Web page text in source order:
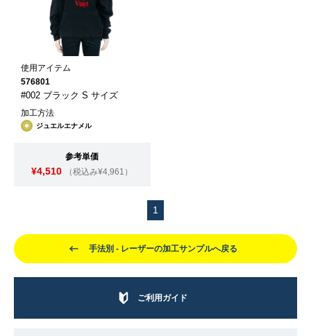
ご利用ガイド
使用アイテム
576801
#002 ブラック S サイズ
加工方法
ジュエルエナメル
参考単価
¥4,510 （税込み¥4,961）
1
手法別 - レーザーの加工サンプルへ戻る